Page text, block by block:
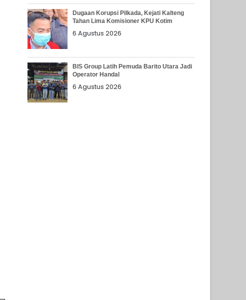
Dugaan Korupsi Pilkada, Kejati Kalteng
Tahan Lima Komisioner KPU Kotim
6 Agustus 2026
BIS Group Latih Pemuda Barito Utara Jadi
Operator Handal
6 Agustus 2026